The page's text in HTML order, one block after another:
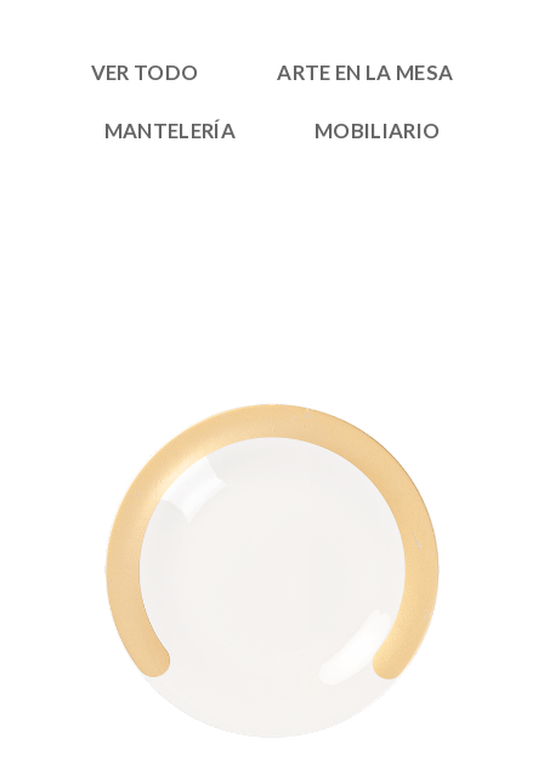
VER TODO ARTE EN LA MESA
MANTELERÍA MOBILIARIO